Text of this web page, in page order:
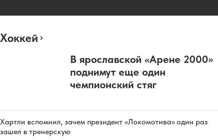
Хоккей
В ярославской «Арене 2000»
поднимут еще один
чемпионский стяг
Хартли вспомнил, зачем президент «Локомотива» один раз
зашел в тренерскую